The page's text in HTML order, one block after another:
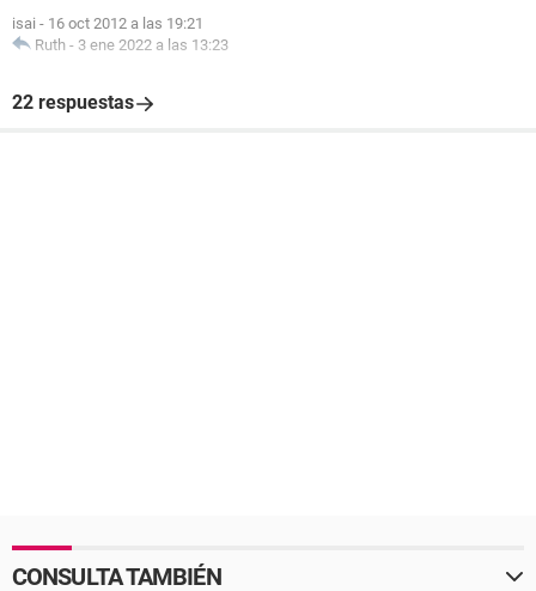
isai - 16 oct 2012 a las 19:21
Ruth - 3 ene 2022 a las 13:23
22 respuestas
CONSULTA TAMBIÉN